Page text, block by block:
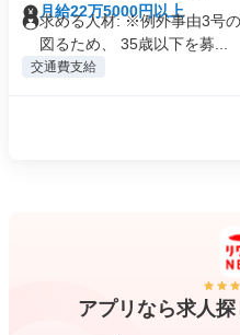
月給22万5000円以上
求める人材: ※例外事由3号
図るため、 35歳以下を募...
交通費支給
アプリなら求人探